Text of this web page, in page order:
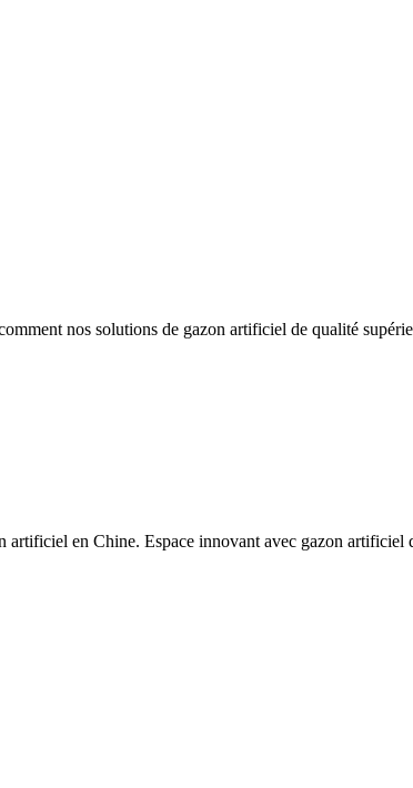
nos solutions de gazon artificiel de qualité
en Chine. Espace innovant avec gazon artificiel